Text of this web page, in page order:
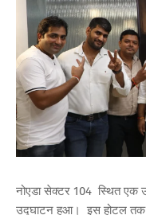
नोएडा सेक्टर 104 स्थित एक
उद्घाटन हुआ। इस होटल तक